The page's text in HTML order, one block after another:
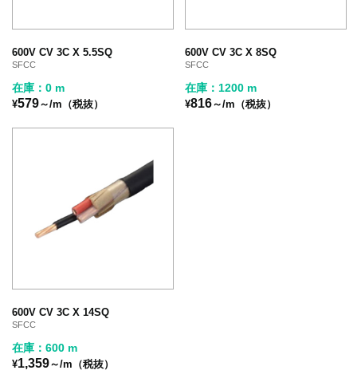
600V CV 3C X 5.5SQ
SFCC
在庫：0 m
¥579～/m（税抜）
600V CV 3C X 8SQ
SFCC
在庫：1200 m
¥816～/m（税抜）
600V CV 3C X 14SQ
SFCC
在庫：600 m
¥1,359～/m（税抜）